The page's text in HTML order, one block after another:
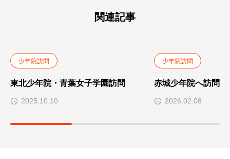
関連記事
少年院訪問
東北少年院・青葉女子学園訪問
2025.10.10
少年院訪問
赤城少年院へ訪問
2026.02.08